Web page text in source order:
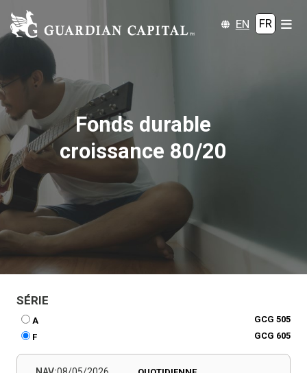
EN FR
Fonds durable
croissance 80/20
SÉRIE
A
GCG 505
F
GCG 605